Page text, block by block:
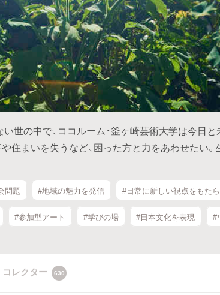
世の中で、ココルーム・釜ヶ崎芸術大学は今日
住まいを失うなど、困った方と力をあわせたい
問題 #地域の魅力を発信 #日常に新しい視点をもた
#参加型アート #学びの場 #日本文化を表現 #
コレクター 630